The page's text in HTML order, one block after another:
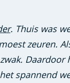
. Thuis was
zeuren.
spannend